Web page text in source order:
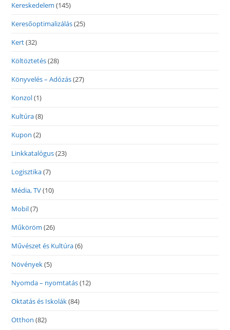
Kereskedelem (145)
Keresőoptimalizálás(25)
Kert(32)
Költöztetés(28)
Könyvelés – Adózás(27)
Konzol(1)
Kultúra(8)
Kupon (2)
Linkkatalógus(23)
Logisztika(7)
Média, TV(10)
Mobil(7)
Műköröm (26)
Művészet és Kultúra(6)
Növények(5)
Nyomda – nyomtatás(12)
Oktatás és Iskolák(84)
Otthon (82)